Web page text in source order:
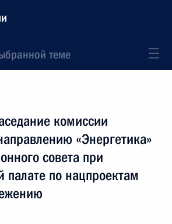
теме
комиссии
«Энергетика»
совета при
палате по нацпроектам